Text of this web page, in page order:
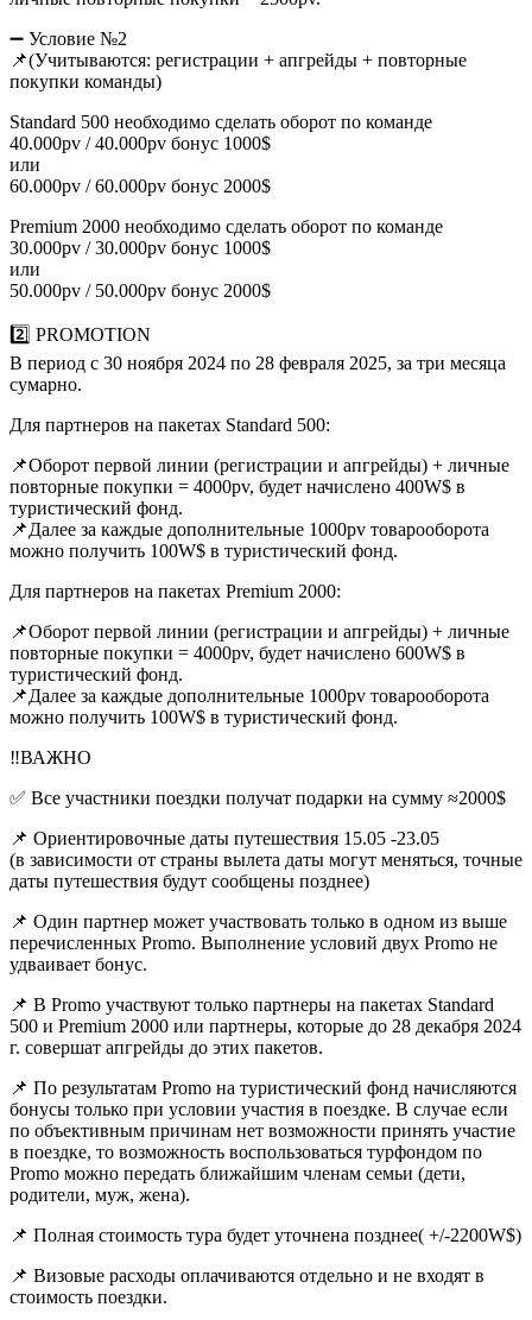
➖ Условие №2
📌(Учитываются: регистрации + апгрейды + повторные
покупки команды)
Standard 500 необходимо сделать оборот по команде
40.000pv / 40.000pv бонус 1000$
или
60.000pv / 60.000pv бонус 2000$
Premium 2000 необходимо сделать оборот по команде
30.000pv / 30.000pv бонус 1000$
или
50.000pv / 50.000pv бонус 2000$
2️⃣ PROMOTION
В период с 30 ноября 2024 по 28 февраля 2025, за три месяца
сумарно.
Для партнеров на пакетах Standard 500:
📌Оборот первой линии (регистрации и апгрейды) + личные
повторные покупки = 4000pv, будет начислено 400W$ в
туристический фонд.
📌Далее за каждые дополнительные 1000pv товарооборота
можно получить 100W$ в туристический фонд.
Для партнеров на пакетах Premium 2000:
📌Оборот первой линии (регистрации и апгрейды) + личные
повторные покупки = 4000pv, будет начислено 600W$ в
туристический фонд.
📌Далее за каждые дополнительные 1000pv товарооборота
можно получить 100W$ в туристический фонд.
‼️ВАЖНО
✅ Все участники поездки получат подарки на сумму ≈2000$
📌 Ориентировочные даты путешествия 15.05 -23.05
(в зависимости от страны вылета даты могут меняться, точные
даты путешествия будут сообщены позднее)
📌 Один партнер может участвовать только в одном из выше
перечисленных Promo. Выполнение условий двух Promo не
удваивает бонус.
📌 В Promo участвуют только партнеры на пакетах Standard
500 и Premium 2000 или партнеры, которые до 28 декабря 2024
г. совершат апгрейды до этих пакетов.
📌 По результатам Promo на туристический фонд начисляются
бонусы только при условии участия в поездке. В случае если
по объективным причинам нет возможности принять участие
в поездке, то возможность воспользоваться турфондом по
Promo можно передать ближайшим членам семьи (дети,
родители, муж, жена).
📌 Полная стоимость тура будет уточнена позднее( +/-2200W$)
📌 Визовые расходы оплачиваются отдельно и не входят в
стоимость поездки.